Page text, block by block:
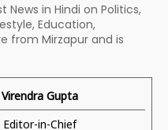
News in Hindi on Politics,
Education,
from Mirzapur and is
Virendra Gupta
Editor-in-Chief